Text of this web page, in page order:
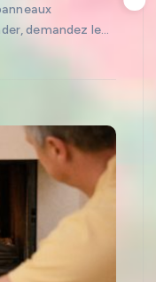
demandez le…